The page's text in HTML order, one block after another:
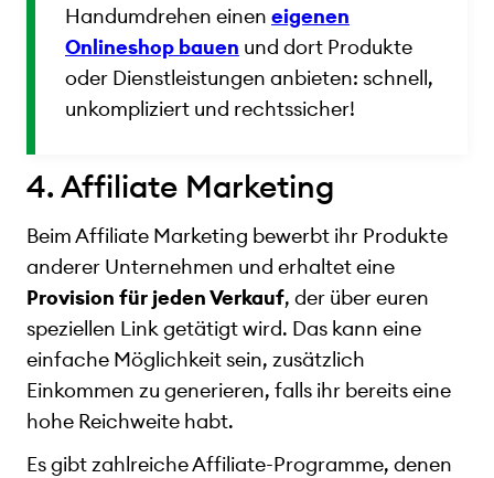
Handumdrehen einen eigenen
Onlineshop bauen und dort Produkte
oder Dienstleistungen anbieten: schnell,
unkompliziert und rechtssicher!
4. Affiliate Marketing
Beim Affiliate Marketing bewerbt ihr Produkte
anderer Unternehmen und erhaltet eine
Provision für jeden Verkauf, der über euren
speziellen Link getätigt wird. Das kann eine
einfache Möglichkeit sein, zusätzlich
Einkommen zu generieren, falls ihr bereits eine
hohe Reichweite habt.
Es gibt zahlreiche Affiliate-Programme, denen